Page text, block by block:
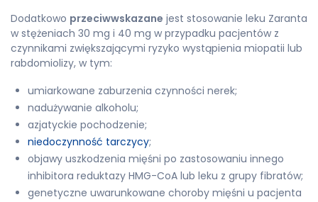
Dodatkowo przeciwwskazane jest stosowanie leku Zaranta
w stężeniach 30 mg i 40 mg w przypadku pacjentów z
czynnikami zwiększającymi ryzyko wystąpienia miopatii lub
rabdomiolizy, w tym:
umiarkowane zaburzenia czynności nerek;
nadużywanie alkoholu;
azjatyckie pochodzenie;
niedoczynność tarczycy;
objawy uszkodzenia mięśni po zastosowaniu innego
inhibitora reduktazy HMG-CoA lub leku z grupy fibratów;
genetyczne uwarunkowane choroby mięśni u pacjenta